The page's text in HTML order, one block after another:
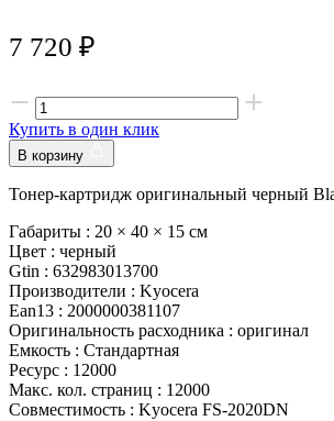
7 720 ₽
Купить в один клик
В корзину
Тонер-картридж оригинальный черный
Габариты : 20 × 40 × 15 см
Цвет : черный
Gtin : 632983013700
Производители : Kyocera
Ean13 : 2000000381107
Оригинальность расходника : оригинал
Емкость : Стандартная
Ресурс : 12000
Макс. кол. страниц : 12000
Совместимость : Kyocera FS-2020DN